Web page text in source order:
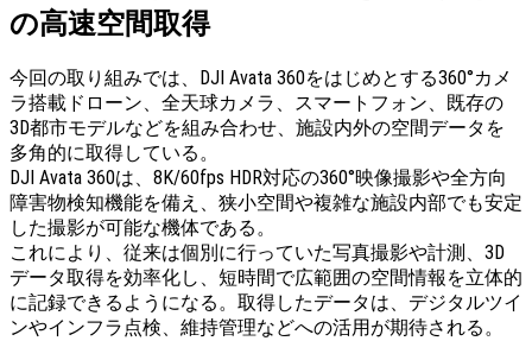
の高速空間取得
今回の取り組みでは、DJI Avata 360をはじめとする360°カメ
ラ搭載ドローン、全天球カメラ、スマートフォン、既存の
3D都市モデルなどを組み合わせ、施設内外の空間データを
多角的に取得している。
DJI Avata 360は、8K/60fps HDR対応の360°映像撮影や全方向
障害物検知機能を備え、狭小空間や複雑な施設内部でも安定
した撮影が可能な機体である。
これにより、従来は個別に行っていた写真撮影や計測、3D
データ取得を効率化し、短時間で広範囲の空間情報を立体的
に記録できるようになる。取得したデータは、デジタルツイ
ンやインフラ点検、維持管理などへの活用が期待される。